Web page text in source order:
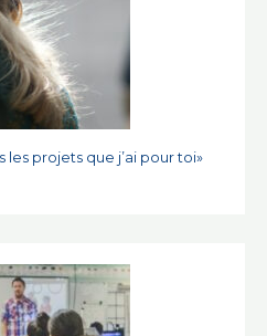
les projets que j’ai pour toi»